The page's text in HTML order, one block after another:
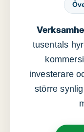
tusentals
investerare
större